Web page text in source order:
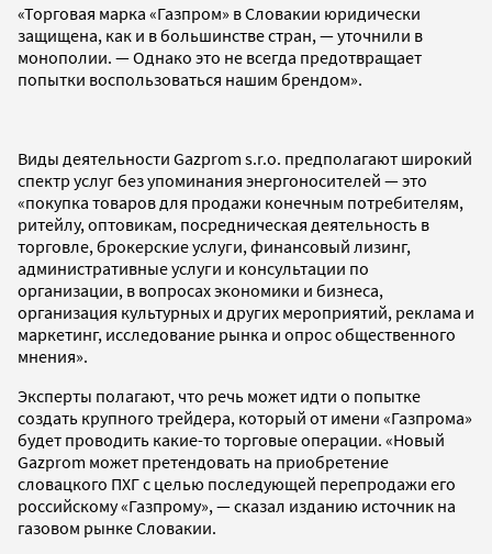
«Торговая марка «Газпром» в Словакии юридически
защищена, как и в большинстве стран, — уточнили в
монополии. — Однако это не всегда предотвращает
попытки воспользоваться нашим брендом».
Виды деятельности Gazprom s.r.o. предполагают широкий
спектр услуг без упоминания энергоносителей — это
«покупка товаров для продажи конечным потребителям,
ритейлу, оптовикам, посредническая деятельность в
торговле, брокерские услуги, финансовый лизинг,
административные услуги и консультации по
организации, в вопросах экономики и бизнеса,
организация культурных и других мероприятий, реклама и
маркетинг, исследование рынка и опрос общественного
мнения».
Эксперты полагают, что речь может идти о попытке
создать крупного трейдера, который от имени «Газпрома»
будет проводить какие-то торговые операции. «Новый
Gazprom может претендовать на приобретение
словацкого ПХГ с целью последующей перепродажи его
российскому «Газпрому», — сказал изданию источник на
газовом рынке Словакии.